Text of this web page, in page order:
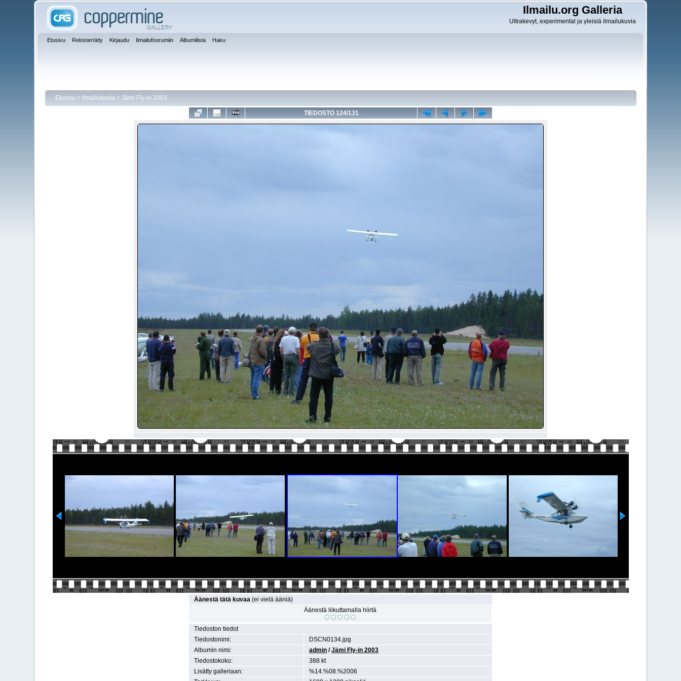
Ilmailu.org Galleria
Ultrakevyt, experimental ja yleisiä ilmailukuvia
Etusivu Rekisteröidy Kirjaudu Ilmailufoorumiin Albumilista Haku
Etusivu > Ilmailukuvia> Jämi Fly-in 2003
TIEDOSTO 124/131
Äänestä tätä kuvaa (ei vielä ääniä)
Äänestä liikuttamalla hiirtä
Tiedoston tiedot
Tiedostonimi:
DSCN0134.jpg
Albumin nimi:
admin /Jämi Fly-in 2003
Tiedostokoko:
388 kt
Lisätty galleriaan:
%14.%08.%2006